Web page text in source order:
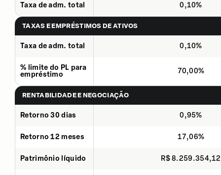
Taxa de adm. total 0,10%
TAXAS E EMPRÉSTIMOS DE ATIVOS
Taxa de adm. total 0,10%
% limite do PL para
empréstimo
70,00%
RENTABILIDADE E NEGOCIAÇÃO
Retorno 30 dias 0,95%
Retorno 12 meses 17,06%
Patrimônio líquido R$ 8.259.354,12